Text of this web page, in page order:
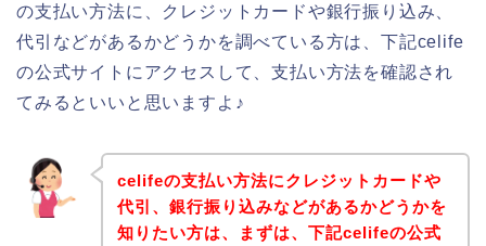
の支払い方法に、クレジットカードや銀行振り込み、
代引などがあるかどうかを調べている方は、下記celife
の公式サイトにアクセスして、支払い方法を確認され
てみるといいと思いますよ♪
celifeの支払い方法にクレジットカードや
代引、銀行振り込みなどがあるかどうかを
知りたい方は、まずは、下記celifeの公式